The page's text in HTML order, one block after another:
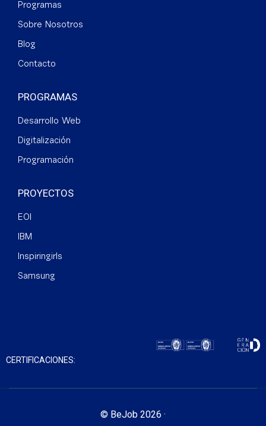
Programas
Sobre Nosotros
Blog
Contacto
PROGRAMAS
Desarrollo Web
Digitalización
Programación
PROYECTOS
EOI
IBM
Inspiringirls
Samsung
CERTIFICACIONES:
© BeJob 2026 ·